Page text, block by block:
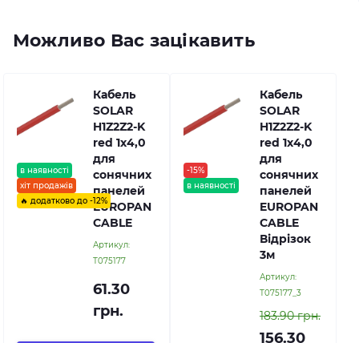
Можливо Вас зацікавить
в наявності
хіт продажів
🔥 додатково до -12%
Кабель
SOLAR
H1Z2Z2-K
red 1х4,0
для
сонячних
панелей
EUROPAN
CABLE
Артикул:
Т075177
61.30
грн.
-15%
в наявності
Кабель
SOLAR
H1Z2Z2-K
red 1х4,0
для
сонячних
панелей
EUROPAN
CABLE
Відрізок
3м
Артикул:
Т075177_3
183.90 грн.
156.30